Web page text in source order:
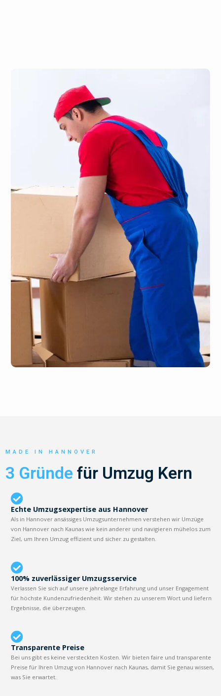
MADE IN HANNOVER
3 Gründe für Umzug Kern
Echte Umzugsexpertise aus Hannover
Als in Hannover ansässiges Umzugsunternehmen verstehen wir Umzüge
von Hannover nach Kaunas wie kein anderer und navigieren mühelos zum
Ziel, um Ihren Umzug effizient und sicher zu gestalten.
100% zuverlässiger Umzugsservice
Verlassen Sie sich auf unsere jahrelange Erfahrung und unser Engagement
für höchste Kundenzufriedenheit. Wir stehen zu unserem Wort und liefern
Ergebnisse, die überzeugen.
Transparente Preise
Bei uns gibt es keine versteckten Kosten. Wir bieten faire und transparente
Preise für Ihren Umzug von Hannover nach Kaunas, damit Sie genau wissen,
was Sie erwartet.